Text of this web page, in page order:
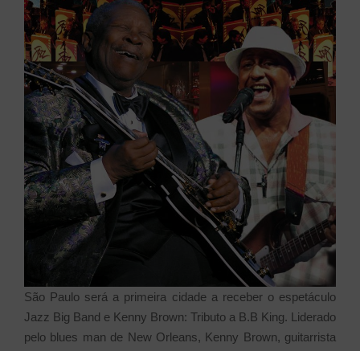
São Paulo será a primeira cidade a receber o espetáculo
Jazz Big Band e Kenny Brown: Tributo a B.B King. Liderado
pelo blues man de New Orleans, Kenny Brown, guitarrista